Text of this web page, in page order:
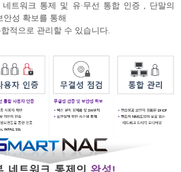
네트워크 통제 및 유·무선 통합 인증 , 단말의
안성 확보를 통해
적으로 관리할 수 있습니다.